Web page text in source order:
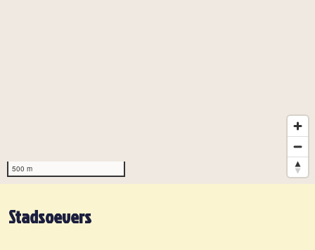
500 m
Stadsoevers